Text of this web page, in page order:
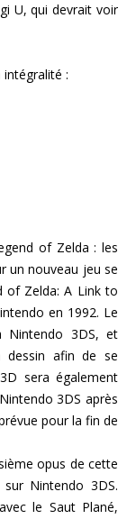
U, qui devrait voir
:
of Zelda : les
un nouveau jeu se
of Zelda: A Link to
en 1992. Le
3DS, et
afin de se
sera également
3DS après
pour la fin de
opus de cette
Nintendo 3DS.
le Saut Plané,